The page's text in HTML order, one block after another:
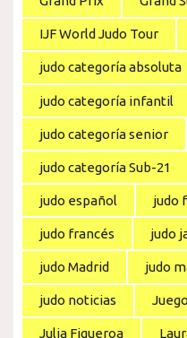
IJF World Judo Tour
judo categoría absoluta
judo categoría infantil
judo categoría senior
judo categoría Sub-21
judo español judo
judo francés judo
judo Madrid judo
judo noticias
Julia Figueroa